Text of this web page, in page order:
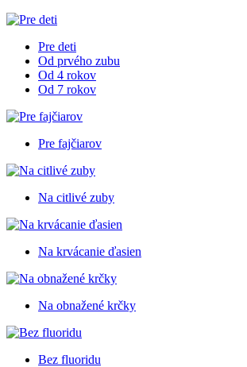
Pre deti
Od prvého zubu
Od 4 rokov
Od 7 rokov
Pre fajčiarov
Na citlivé zuby
Na krvácanie ďasien
Na obnažené krčky
Bez fluoridu